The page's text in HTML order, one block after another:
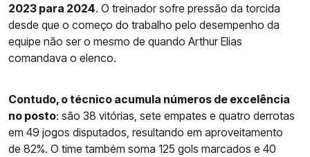
2023 para 2024. O treinador sofre pressão da torcida
desde que o começo do trabalho pelo desempenho da
equipe não ser o mesmo de quando Arthur Elias
comandava o elenco.
Contudo, o técnico acumula números de excelência
no posto: são 38 vitórias, sete empates e quatro derrotas
em 49 jogos disputados, resultando em aproveitamento
de 82%. O time também soma 125 gols marcados e 40